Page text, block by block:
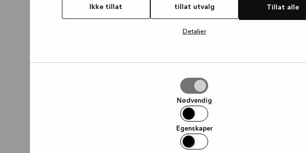
Ikke tillat tillat utvalg Tillat alle
Detaljer
Nødvendig
Egenskaper